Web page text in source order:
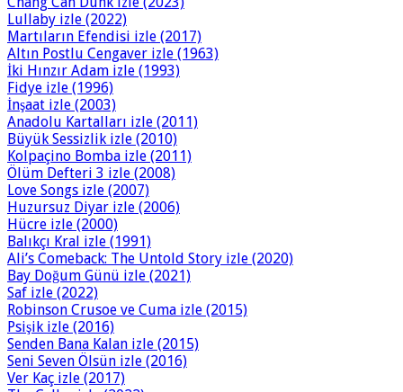
Lullaby izle (2022)
Martıların Efendisi izle (2017)
Altın Postlu Cengaver izle (1963)
İki Hınzır Adam izle (1993)
Fidye izle (1996)
İnşaat izle (2003)
Anadolu Kartalları izle (2011)
Büyük Sessizlik izle (2010)
Kolpaçino Bomba izle (2011)
Ölüm Defteri 3 izle (2008)
Love Songs izle (2007)
Huzursuz Diyar izle (2006)
Hücre izle (2000)
Balıkçı Kral izle (1991)
Ali’s Comeback: The Untold Story izle (2020)
Bay Doğum Günü izle (2021)
Saf izle (2022)
Robinson Crusoe ve Cuma izle (2015)
Psişik izle (2016)
Senden Bana Kalan izle (2015)
Seni Seven Ölsün izle (2016)
Ver Kaç izle (2017)